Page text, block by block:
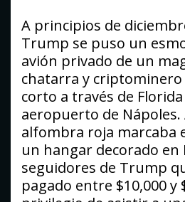
A principios de
Trump se puso un
avión privado de un
chatarra y
corto a través de
aeropuerto de Nápoles.
alfombra roja marcaba
un hangar decorado en
seguidores de Trump
pagado entre $10,000 y